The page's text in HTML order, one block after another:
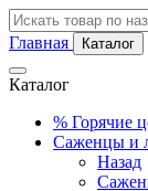
Главная Каталог
Каталог
% Горячие
Саженцы и
Назад